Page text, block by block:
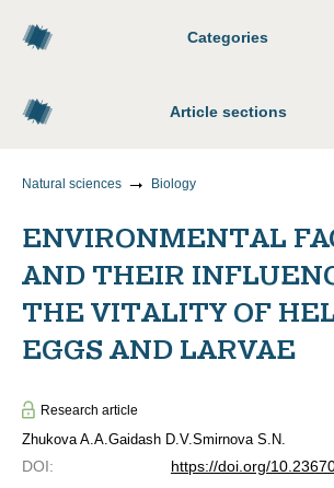
Categories
Article sections
Natural sciences Biology
ENVIRONMENTAL
AND THEIR
THE VITALITY OF
EGGS AND LARVAE
Research article
Zhukova A.A.Gaidash D.V.Smirnova S.N.
DOI:
https://doi.org/